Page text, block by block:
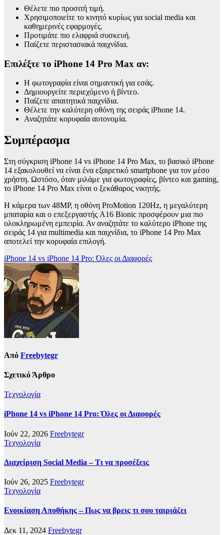
Θέλετε πιο προσιτή τιμή.
Χρησιμοποιείτε το κινητό κυρίως για social media και
καθημερινές εφαρμογές.
Προτιμάτε πιο ελαφριά συσκευή.
Παίζετε περιστασιακά παιχνίδια.
Επιλέξτε το iPhone 14 Pro Max αν:
Η φωτογραφία είναι σημαντική για εσάς.
Δημιουργείτε περιεχόμενο ή βίντεο.
Παίζετε απαιτητικά παιχνίδια.
Θέλετε την καλύτερη οθόνη της σειράς iPhone 14.
Αναζητάτε κορυφαία αυτονομία.
Συμπέρασμα
Στη σύγκριση iPhone 14 vs iPhone 14 Pro Max, το βασικό iPhone
14 εξακολουθεί να είναι ένα εξαιρετικό smartphone για τον μέσο
χρήστη. Ωστόσο, όταν μιλάμε για φωτογραφίες, βίντεο και gaming,
το iPhone 14 Pro Max είναι ο ξεκάθαρος νικητής.
Η κάμερα των 48MP, η οθόνη ProMotion 120Hz, η μεγαλύτερη
μπαταρία και ο επεξεργαστής A16 Bionic προσφέρουν μια πιο
ολοκληρωμένη εμπειρία. Αν αναζητάτε το καλύτερο iPhone της
σειράς 14 για multimedia και παιχνίδια, το iPhone 14 Pro Max
αποτελεί την κορυφαία επιλογή.
Πλοήγηση
άρθρων
iPhone 14 vs iPhone 14 Pro: Όλες οι Διαφορές
Από Freebytegr
Σχετικό Άρθρο
Τεχνολογία
iPhone 14 vs iPhone 14 Pro: Όλες οι Διαφορές
Ιούν 22, 2026 Freebytegr
Τεχνολογία
Διαχείριση Social Media – Τι να προσέξεις
Ιούν 26, 2025 Freebytegr
Τεχνολογία
Ενοικίαση Αποθήκης – Πως να βρεις τι σου ταιριάζει
Δεκ 11, 2024 Freebytegr